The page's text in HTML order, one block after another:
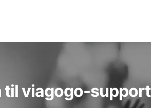
til viagogo-support